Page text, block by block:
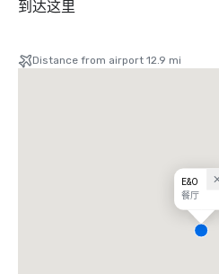
到达这里
Distance from airport 12.9 mi
E&O
餐厅